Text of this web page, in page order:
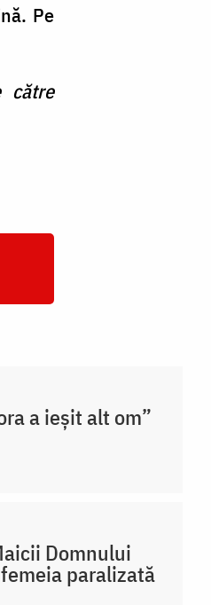
Pe
către
a ieșit alt om”
Domnului
paralizată